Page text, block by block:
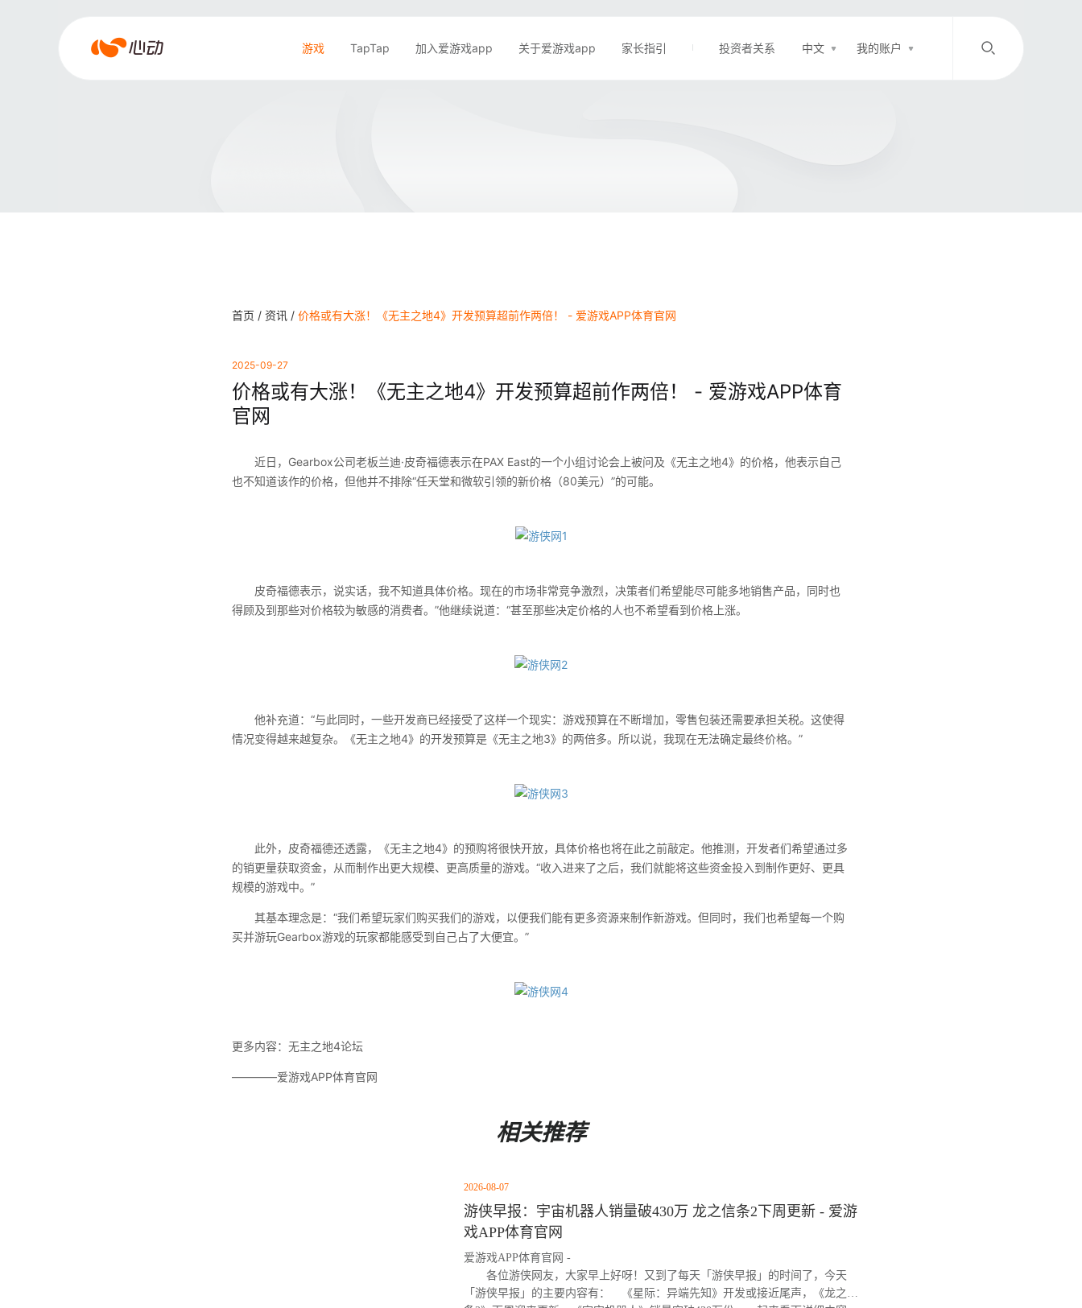
爱
游戏 TapTap 加入爱游戏app 关于爱游戏app 家长指引 投资者关系 中文 我的账户
/
首页 / 资讯 / 价格或有大涨！《无主之地4》开发预算超前作两倍！ - 爱游戏APP体育官网
2025-09-27
价格或有大涨！《无主之地4》开发预算超前作两倍！ - 爱游戏APP体育
官网
近日，Gearbox公司老板兰迪·皮奇福德表示在PAX East的一个小组讨论会上被问及《无主之地4》的价格，他表示自己
也不知道该作的价格，但他并不排除“任天堂和微软引领的新价格（80美元）”的可能。
皮奇福德表示，说实话，我不知道具体价格。现在的市场非常竞争激烈，决策者们希望能尽可能多地销售产品，同时也
得顾及到那些对价格较为敏感的消费者。”他继续说道：“甚至那些决定价格的人也不希望看到价格上涨。
他补充道：“与此同时，一些开发商已经接受了这样一个现实：游戏预算在不断增加，零售包装还需要承担关税。这使得
情况变得越来越复杂。《无主之地4》的开发预算是《无主之地3》的两倍多。所以说，我现在无法确定最终价格。”
此外，皮奇福德还透露，《无主之地4》的预购将很快开放，具体价格也将在此之前敲定。他推测，开发者们希望通过多
的销更量获取资金，从而制作出更大规模、更高质量的游戏。“收入进来了之后，我们就能将这些资金投入到制作更好、更具
规模的游戏中。”
其基本理念是：“我们希望玩家们购买我们的游戏，以便我们能有更多资源来制作新游戏。但同时，我们也希望每一个购
买并游玩Gearbox游戏的玩家都能感受到自己占了大便宜。”
更多内容：无主之地4论坛
————爱游戏APP体育官网
相关推荐
2026-08-07
游侠早报：宇宙机器人销量破430万 龙之信条2下周更新 - 爱游
戏APP体育官网
爱游戏APP体育官网 -
各位游侠网友，大家早上好呀！又到了每天「游侠早报」的时间了，今天
「游侠早报」的主要内容有： 《星际：异端先知》开发或接近尾声，《龙之信